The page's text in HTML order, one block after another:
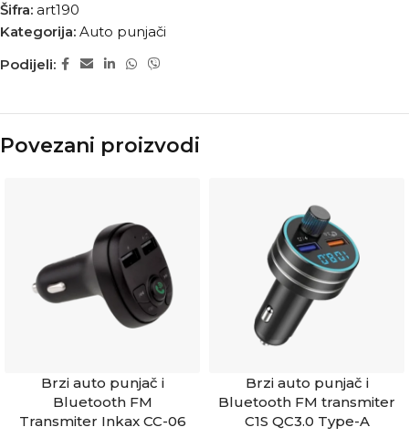
Šifra: art190
Kategorija: Auto punjači
Podijeli:
Povezani proizvodi
Brzi auto punjač i
Bluetooth FM
Transmiter Inkax CC-06
Brzi auto punjač i
Bluetooth FM transmiter
C1S QC3.0 Type-A